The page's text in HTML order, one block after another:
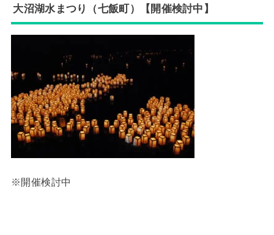
大沼湖水まつり（七飯町）【開催検討中】
※開催検討中